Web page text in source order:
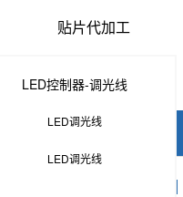
LED控制器-调光线
LED调光线
LED调光线
贴片代加工